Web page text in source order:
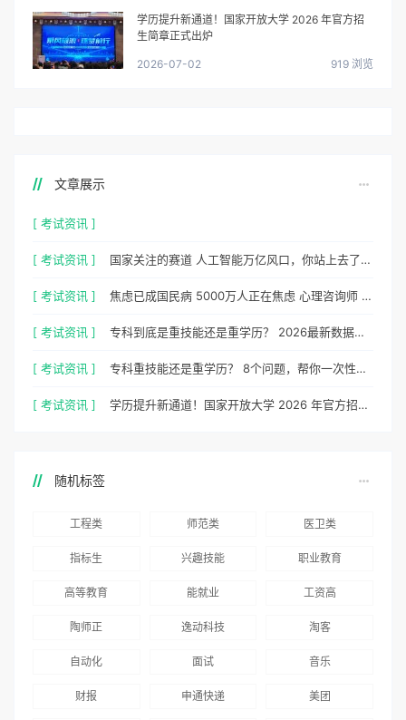
学历提升新通道！国家开放大学 2026 年官方招
生简章正式出炉
2026-07-02 919 浏览
文章展示
[ 考试资讯 ]
[ 考试资讯 ] 国家关注的赛道 人工智能万亿风口，你站上去了吗？
[ 考试资讯 ] 焦虑已成国民病 5000万人正在焦虑 心理咨询师 130万缺口等你填
[ 考试资讯 ] 专科到底是重技能还是重学历？ 2026最新数据，说得很清楚了
[ 考试资讯 ] 专科重技能还是重学历？ 8个问题，帮你一次性想清楚
[ 考试资讯 ] 学历提升新通道！国家开放大学 2026 年官方招生简章正式出炉
随机标签
工程类 师范类 医卫类
指标生 兴趣技能 职业教育
高等教育 能就业 工资高
陶师正 逸动科技 淘客
自动化 面试 音乐
财报 申通快递 美团